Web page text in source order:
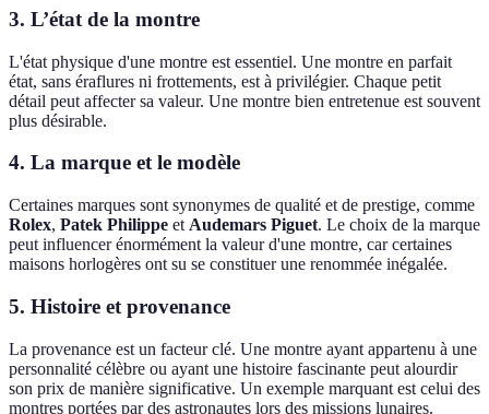
3. L’état de la montre
L'état physique d'une montre est essentiel. Une montre en parfait
état, sans éraflures ni frottements, est à privilégier. Chaque petit
détail peut affecter sa valeur. Une montre bien entretenue est souvent
plus désirable.
4. La marque et le modèle
Certaines marques sont synonymes de qualité et de prestige, comme
Rolex, Patek Philippe et Audemars Piguet. Le choix de la marque
peut influencer énormément la valeur d'une montre, car certaines
maisons horlogères ont su se constituer une renommée inégalée.
5. Histoire et provenance
La provenance est un facteur clé. Une montre ayant appartenu à une
personnalité célèbre ou ayant une histoire fascinante peut alourdir
son prix de manière significative. Un exemple marquant est celui des
montres portées par des astronautes lors des missions lunaires.